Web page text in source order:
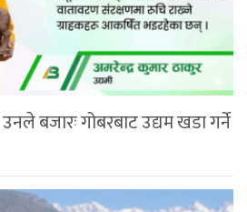
बजारः गोबरबाट उद्यम खडा गर्ने